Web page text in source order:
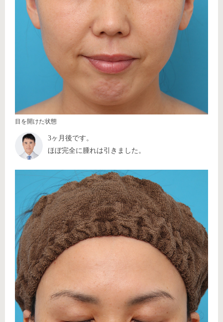
目を開けた状態
3ヶ月後です。
ほぼ完全に腫れは引きました。